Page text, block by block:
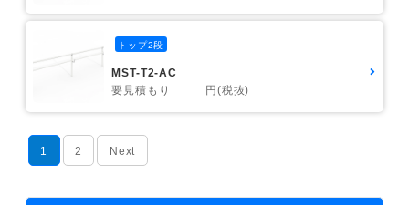
トップ2段
MST-T2-AC
要見積もり 円(税抜)
1 2 Next